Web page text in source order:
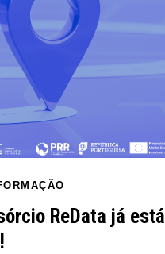
ReData já está